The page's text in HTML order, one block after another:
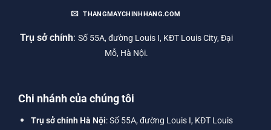
THANGMAYCHINHHANG.COM
Trụ sở chính: Số 55A, đường Louis I, KĐT Louis City, Đại
Mỗ, Hà Nội.
Chi nhánh của chúng tôi
Trụ sở chính Hà Nội: Số 55A, đường Louis I, KĐT Louis